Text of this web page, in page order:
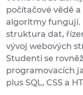
počítačové vědě
algoritmy fungují.
struktura dat,
vývoj webových
Studenti se
programovacích
plus SQL, CSS a